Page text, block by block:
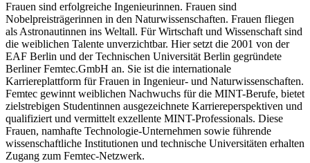
Frauen sind erfolgreiche Ingenieurinnen. Frauen sind
Nobelpreisträgerinnen in den Naturwissenschaften. Frauen fliegen
als Astronautinnen ins Weltall. Für Wirtschaft und Wissenschaft sind
die weiblichen Talente unverzichtbar. Hier setzt die 2001 von der
EAF Berlin und der Technischen Universität Berlin gegründete
Berliner Femtec.GmbH an. Sie ist die internationale
Karriereplattform für Frauen in Ingenieur- und Naturwissenschaften.
Femtec gewinnt weiblichen Nachwuchs für die MINT-Berufe, bietet
zielstrebigen Studentinnen ausgezeichnete Karriereperspektiven und
qualifiziert und vermittelt exzellente MINT-Professionals. Diese
Frauen, namhafte Technologie-Unternehmen sowie führende
wissenschaftliche Institutionen und technische Universitäten erhalten
Zugang zum Femtec-Netzwerk.